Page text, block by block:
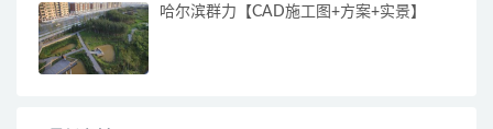
哈尔滨群力【CAD施工图+方案+实景】